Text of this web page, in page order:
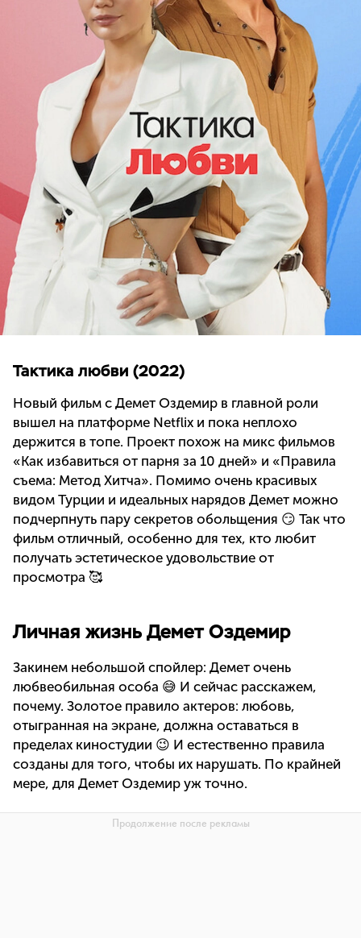
Тактика любви (2022)
Новый фильм с Демет Оздемир в главной роли
вышел на платформе Netflix и пока неплохо
держится в топе. Проект похож на микс фильмов
«Как избавиться от парня за 10 дней» и «Правила
съема: Метод Хитча». Помимо очень красивых
видом Турции и идеальных нарядов Демет можно
подчерпнуть пару секретов обольщения 😏 Так что
фильм отличный, особенно для тех, кто любит
получать эстетическое удовольствие от
просмотра 🥰
Личная жизнь Демет Оздемир
Закинем небольшой спойлер: Демет очень
любвеобильная особа 😅 И сейчас расскажем,
почему. Золотое правило актеров: любовь,
отыгранная на экране, должна оставаться в
пределах киностудии 😉 И естественно правила
созданы для того, чтобы их нарушать. По крайней
мере, для Демет Оздемир уж точно.